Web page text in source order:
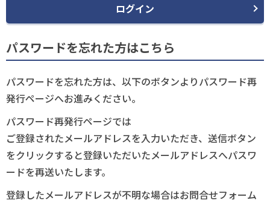
ログイン
パスワードを忘れた方はこちら
パスワードを忘れた方は、以下のボタンよりパスワード再
発行ページへお進みください。
パスワード再発行ページでは
ご登録されたメールアドレスを入力いただき、送信ボタン
をクリックすると登録いただいたメールアドレスへパスワ
ードを再送いたします。
登録したメールアドレスが不明な場合はお問合せフォーム